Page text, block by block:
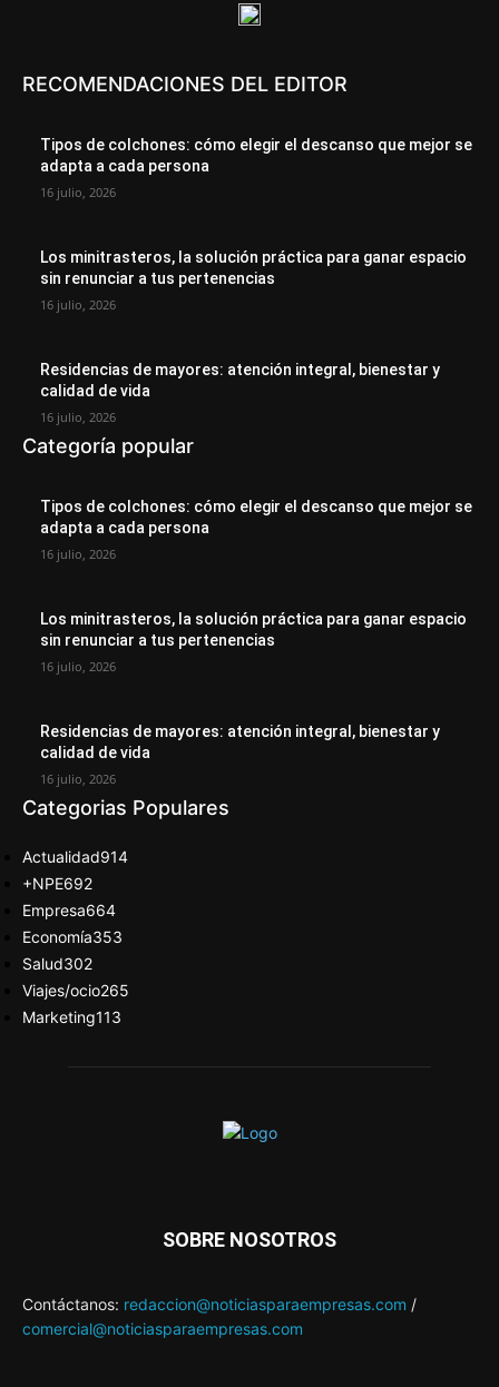
RECOMENDACIONES DEL EDITOR
Tipos de colchones: cómo elegir el descanso que mejor se
adapta a cada persona
16 julio, 2026
Los minitrasteros, la solución práctica para ganar espacio
sin renunciar a tus pertenencias
16 julio, 2026
Residencias de mayores: atención integral, bienestar y
calidad de vida
16 julio, 2026
Categoría popular
Tipos de colchones: cómo elegir el descanso que mejor se
adapta a cada persona
16 julio, 2026
Los minitrasteros, la solución práctica para ganar espacio
sin renunciar a tus pertenencias
16 julio, 2026
Residencias de mayores: atención integral, bienestar y
calidad de vida
16 julio, 2026
Categorias Populares
Actualidad914
+NPE692
Empresa664
Economía353
Salud302
Viajes/ocio265
Marketing113
SOBRE NOSOTROS
Contáctanos: redaccion@noticiasparaempresas.com /
comercial@noticiasparaempresas.com